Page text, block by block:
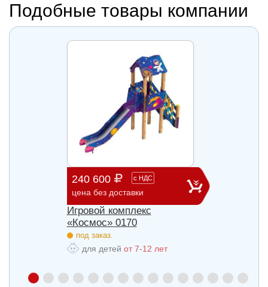
Подобные товары компании
240 600 с НДС
цена без доставки
Игровой комплекс
«Космос» 0170
под заказ.
для детей от 7-12 лет